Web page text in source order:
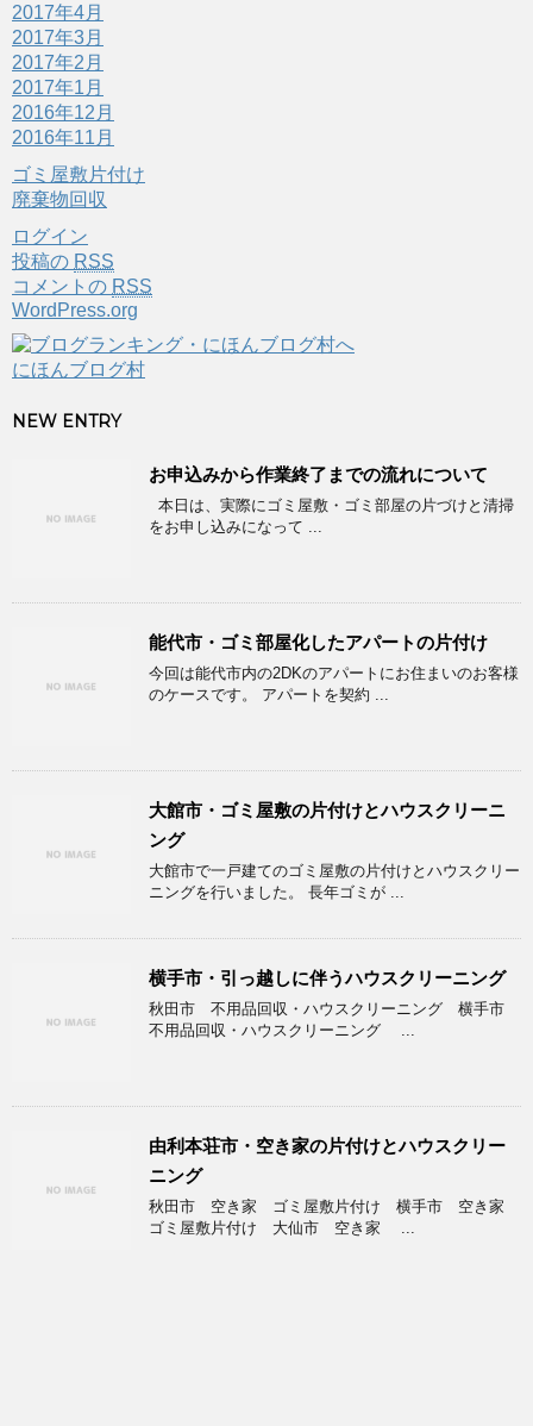
2017年4月
2017年3月
2017年2月
2017年1月
2016年12月
2016年11月
ゴミ屋敷片付け
廃棄物回収
ログイン
投稿の RSS
コメントの RSS
WordPress.org
にほんブログ村
NEW ENTRY
お申込みから作業終了までの流れについて
本日は、実際にゴミ屋敷・ゴミ部屋の片づけと清掃
をお申し込みになって ...
能代市・ゴミ部屋化したアパートの片付け
今回は能代市内の2DKのアパートにお住まいのお客様
のケースです。 アパートを契約 ...
大館市・ゴミ屋敷の片付けとハウスクリーニ
ング
大館市で一戸建てのゴミ屋敷の片付けとハウスクリー
ニングを行いました。 長年ゴミが ...
横手市・引っ越しに伴うハウスクリーニング
秋田市 不用品回収・ハウスクリーニング 横手市
不用品回収・ハウスクリーニング ...
由利本荘市・空き家の片付けとハウスクリー
ニング
秋田市 空き家 ゴミ屋敷片付け 横手市 空き家
ゴミ屋敷片付け 大仙市 空き家 ...